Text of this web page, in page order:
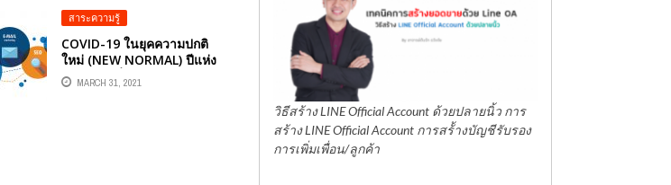
สาระความรู้
COVID-19 ในยุคความปกติ
ใหม่ (NEW NORMAL) ปีแห่ง
การตลาดที่ไม่เหมือนใคร
ความสำคัญของกลยุทธ์แบบ
MARCH 31, 2021
วิธีสร้าง LINE Official Account ด้วยปลายนิ้ว การ
สร้าง LINE Official Account การสร้้างบัญชีรับรอง
การเพิ่มเพื่อน/ลูกค้า